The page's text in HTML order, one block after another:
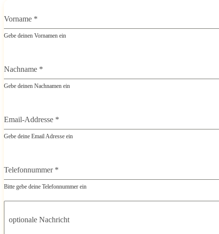
Vorname *
Gebe deinen Vornamen ein
Nachname *
Gebe deinen Nachnamen ein
Email-Addresse *
Gebe deine Email Adresse ein
Telefonnummer *
Bitte gebe deine Telefonnummer ein
optionale Nachricht